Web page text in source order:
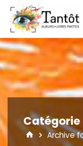
Skip
content
Catégorie
Home
Archive